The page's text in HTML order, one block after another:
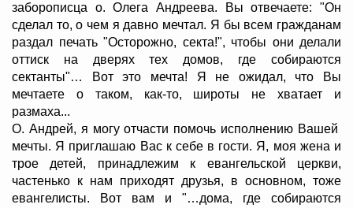
заборописца о. Олега Андреева. Вы отвечаете: "Он
сделал то, о чем я давно мечтал. Я бы всем гражданам
раздал печать "Осторожно, секта!", чтобы они делали
оттиск на дверях тех домов, где собираются
сектанты"… Вот это мечта! Я не ожидал, что Вы
мечтаете о таком, как-то, широты не хватает и
размаха...
О. Андрей, я могу отчасти помочь исполнению Вашей
мечты. Я приглашаю Вас к себе в гости. Я, моя жена и
трое детей, принадлежим к евангельской церкви,
частенько к нам приходят друзья, в основном, тоже
евангелисты. Вот вам и "…дома, где собираются